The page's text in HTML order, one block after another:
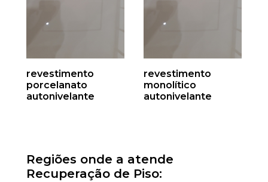
revestimento
porcelanato
autonivelante
revestimento
monolítico
autonivelante
Regiões onde a atende
Recuperação de Piso: